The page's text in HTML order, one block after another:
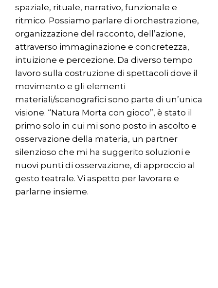
spaziale, rituale, narrativo, funzionale e
ritmico. Possiamo parlare di orchestrazione,
organizzazione del racconto, dell’azione,
attraverso immaginazione e concretezza,
intuizione e percezione. Da diverso tempo
lavoro sulla costruzione di spettacoli dove il
movimento e gli elementi
materiali/scenografici sono parte di un’unica
visione. “Natura Morta con gioco”, è stato il
primo solo in cui mi sono posto in ascolto e
osservazione della materia, un partner
silenzioso che mi ha suggerito soluzioni e
nuovi punti di osservazione, di approccio al
gesto teatrale. Vi aspetto per lavorare e
parlarne insieme.